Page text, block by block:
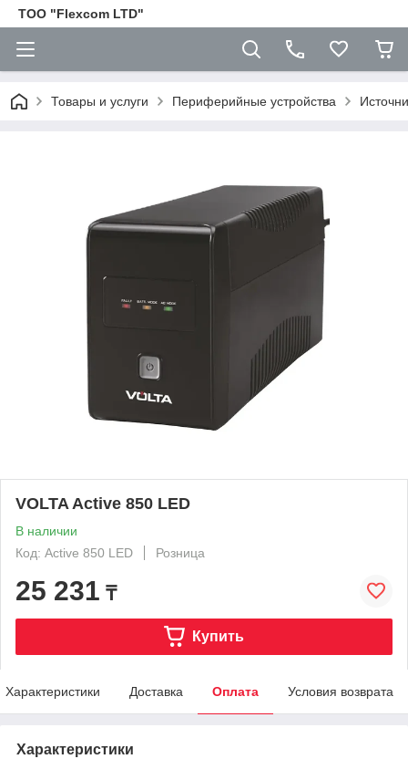
ТОО "Flexcom LTD"
Товары и услуги Периферийные устройства
VOLTA Active 850 LED
В наличии
Код: Active 850 LED
Розница
25 231 ₸
Купить
Характеристики Доставка Оплата Условия возврата
Характеристики